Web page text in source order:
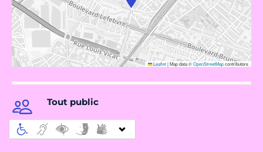
Leaflet|Map data ©OpenStreetMapcontributors
Tout public